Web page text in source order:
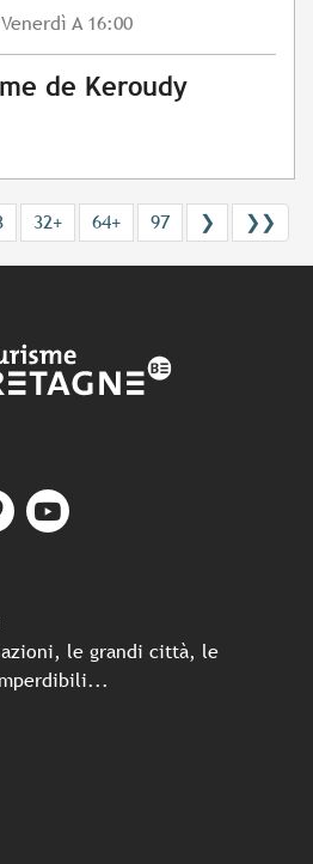
Venerdì A 16:00
de Keroudy
32+ 64+ 97 ❯ ❯❯
le grandi città, le